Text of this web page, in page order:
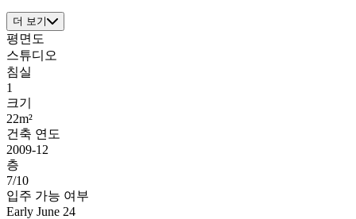
더 보기
평면도
스튜디오
침실
1
크기
22m²
건축 연도
2009-12
층
7/10
입주 가능 여부
Early June 24